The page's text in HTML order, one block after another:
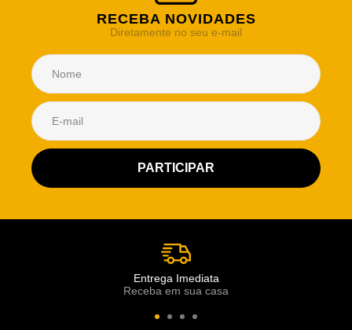
RECEBA NOVIDADES
Diretamente no seu e-mail
Entrega Imediata
Receba em sua casa
Atendimento Rei de Casa